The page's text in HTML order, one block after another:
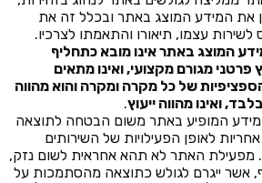
את המידע המוצג באתר ובכלל זה את
לשירות עצמו, תיאורו והתאמתו לצרכיו.
המוצג באתר אינו מובא כתחליף
פרטני מגורם מקצועי, ואינו מתאים
של כל מקרה ומקרה והוא מהווה
ואינו מהווה ייעוץ.
המופיע באתר משום הבטחה לתוצאה
לאופן הפעילויות של השירותים
מפעילת האתר לא תהא אחראית לשום נזק,
אשר ייגרם לגולש כתוצאה מהסתמכות על